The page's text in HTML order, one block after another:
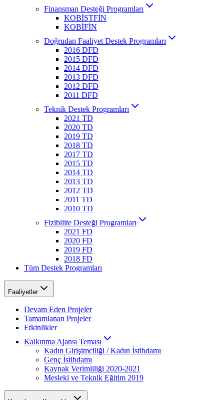
Finansman Desteği Programları
KOBİSTFİN
KOBİFİN
Doğrudan Faaliyet Destek Programları
2016 DFD
2015 DFD
2014 DFD
2013 DFD
2012 DFD
2011 DFD
Teknik Destek Programları
2021 TD
2020 TD
2019 TD
2018 TD
2017 TD
2015 TD
2014 TD
2013 TD
2012 TD
2011 TD
2010 TD
Fizibilite Desteği Programları
2021 FD
2020 FD
2019 FD
2018 FD
Tüm Destek Programları
Faaliyetler
Devam Eden Projeler
Tamamlanan Projeler
Etkinlikler
Kalkınma Ajansı Teması
Kadın Girişimciliği / Kadın İstihdamı
Genç İstihdamı
Kaynak Verimliliği 2020-2021
Mesleki ve Teknik Eğitim 2019